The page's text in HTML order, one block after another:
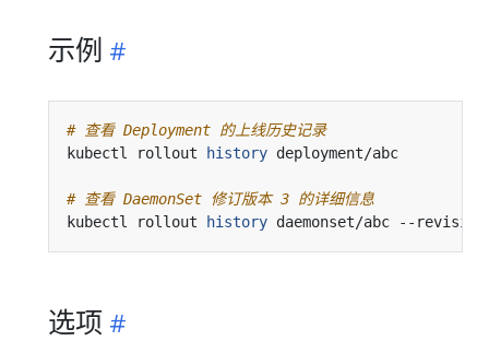
示例
# 查看 Deployment 的上线历史记录
kubectl rollout
history
# 查看 DaemonSet 修订版本 3 的详细信息
kubectl rollout
history daemonset/abc --revision
选项